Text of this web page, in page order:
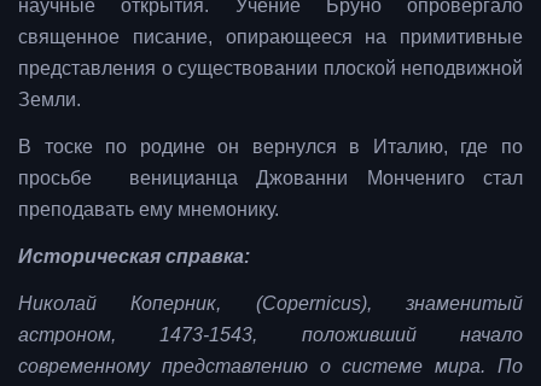
научные открытия. Учение Бруно опровергало
священное писание, опирающееся на примитивные
представления о существовании плоской неподвижной
Земли.
В тоске по родине он вернулся в Италию, где по
просьбе веницианца Джованни Мончениго стал
преподавать ему мнемонику.
Историческая справка:
Николай Коперник, (Copernicus), знаменитый
астроном, 1473-1543, положивший начало
современному представлению о системе мира. По